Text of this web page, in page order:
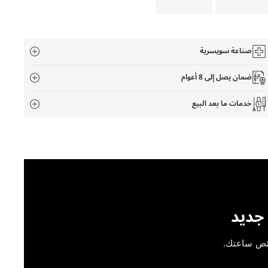
صناعة سويسرية
ضمان يصل إلى 8 أعوام
خدمات ما بعد البيع
ساعتك.